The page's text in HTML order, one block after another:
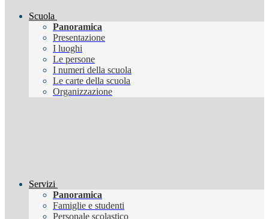
Scuola
Panoramica
Presentazione
I luoghi
Le persone
I numeri della scuola
Le carte della scuola
Organizzazione
Servizi
Panoramica
Famiglie e studenti
Personale scolastico